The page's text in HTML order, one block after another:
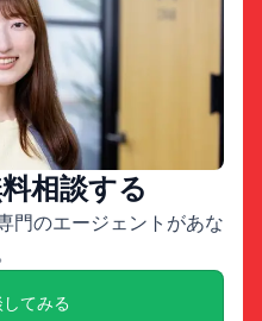
相談する
門のエージェントがあな
てみる